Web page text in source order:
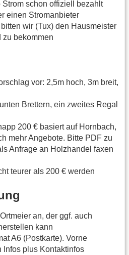
Strom schon offiziell bezahlt
einen Stromanbieter
wir (Tux) den Hausmeister
zu bekommen
vor: 2,5m hoch, 3m breit,
Brettern, ein zweites Regal
200 € basiert auf Hornbach,
mehr Angebote. Bitte PDF zu
Anfrage an Holzhandel faxen
teurer als 200 € werden
an, der ggf. auch
kann
A6 (Postkarte). Vorne
Infos plus Kontaktinfos